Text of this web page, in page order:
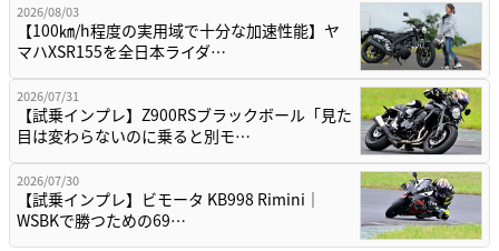
2026/08/03
【100㎞/h程度の実用域で十分な加速性能】ヤ
マハXSR155を全日本ライダ…
2026/07/31
【試乗インプレ】Z900RSブラックボール「見た
目は変わらないのに乗ると別モ…
2026/07/30
【試乗インプレ】ビモータ KB998 Rimini｜
WSBKで勝つための69…